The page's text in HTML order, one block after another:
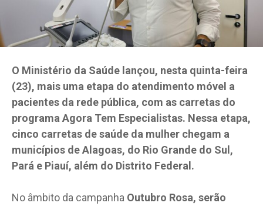
O Ministério da Saúde lançou, nesta quinta-feira
(23), mais uma etapa do atendimento móvel a
pacientes da rede pública, com as carretas do
programa Agora Tem Especialistas. Nessa etapa,
cinco carretas de saúde da mulher chegam a
municípios de Alagoas, do Rio Grande do Sul,
Pará e Piauí, além do Distrito Federal.
No âmbito da campanha Outubro Rosa, serão